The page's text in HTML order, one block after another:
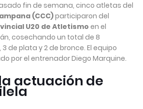
fin de semana, cinco atletas del
(CCC)participaron del
U20 de Atletismo en el
cosechando un total de 8
de plata y 2 de bronce. El equipo
por el entrenador Diego Marquine.
actuación de